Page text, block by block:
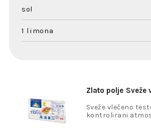
sol
1 limona
Zlato polje Sveže
300g
Sveže vlečeno
kontrolirani